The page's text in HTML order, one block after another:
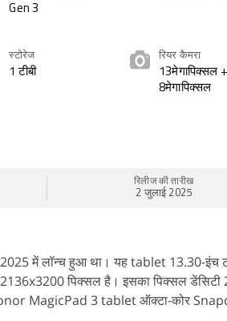
Gen 3
स्टोरेज
1 टीबी
रियर कैमरा
13मेगापिक्सल +
8मेगापिक्सल
रिलीज की तारीख
2 जुलाई 2025
में लॉन्च हुआ था। यह tablet 13.30-इंच
पिक्सल है। इसका पिक्सल डेंसिटी
MagicPad 3 tablet ऑक्टा-कोर